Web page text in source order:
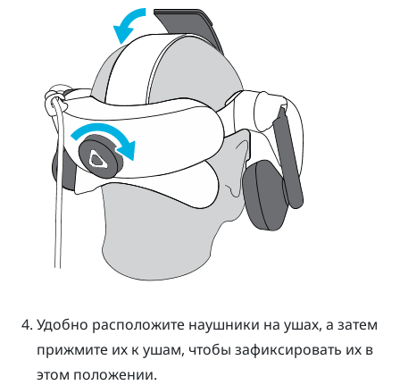
Удобно расположите наушники на ушах, а затем
прижмите их к ушам, чтобы зафиксировать их в
этом положении.